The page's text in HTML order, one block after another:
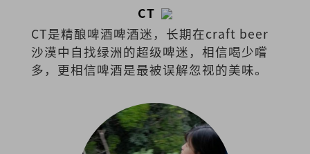
CT
CT是精酿啤酒啤酒迷，长期在craft beer
沙漠中自找绿洲的超级啤迷，相信喝少嚐
多，更相信啤酒是最被误解忽视的美味。